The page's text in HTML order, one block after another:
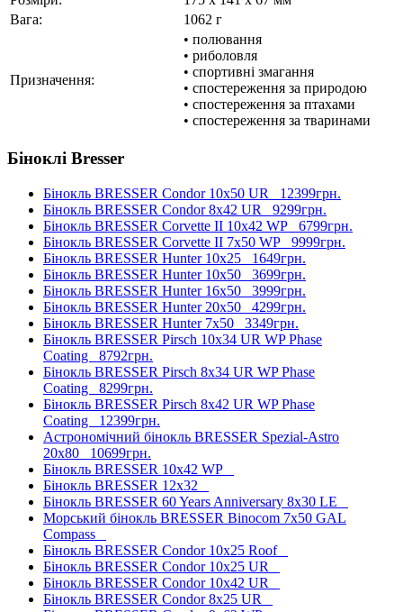
Вага:
1062 г
Призначення:
• полювання
• риболовля
• спортивні змагання
• спостереження за природою
• спостереження за птахами
• спостереження за тваринами
Біноклі Bresser
Бінокль BRESSER Condor 10x50 UR 12399грн.
Бінокль BRESSER Condor 8x42 UR 9299грн.
Бінокль BRESSER Corvette II 10x42 WP 6799грн.
Бінокль BRESSER Corvette II 7x50 WP 9999грн.
Бінокль BRESSER Hunter 10x25 1649грн.
Бінокль BRESSER Hunter 10x50 3699грн.
Бінокль BRESSER Hunter 16x50 3999грн.
Бінокль BRESSER Hunter 20x50 4299грн.
Бінокль BRESSER Hunter 7x50 3349грн.
Бінокль BRESSER Pirsch 10x34 UR WP Phase
Coating 8792грн.
Бінокль BRESSER Pirsch 8x34 UR WP Phase
Coating 8299грн.
Бінокль BRESSER Pirsch 8x42 UR WP Phase
Coating 12399грн.
Астрономічний бінокль BRESSER Spezial-Astro
20x80 10699грн.
Бінокль BRESSER 10x42 WP
Бінокль BRESSER 12x32
Бінокль BRESSER 60 Years Anniversary 8x30 LE
Морський бінокль BRESSER Binocom 7x50 GAL
Compass
Бінокль BRESSER Condor 10x25 Roof
Бінокль BRESSER Condor 10x25 UR
Бінокль BRESSER Condor 10x42 UR
Бінокль BRESSER Condor 8x25 UR